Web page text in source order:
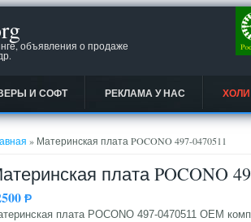
объявления о продаже
И СОФТ РЕКЛАМА У НАС ХОЛИ
здесь
» Материнская плата POCONO 497-0470511
плата POCONO
Ᵽ
плата POCONO 497-0470511 ОЕМ